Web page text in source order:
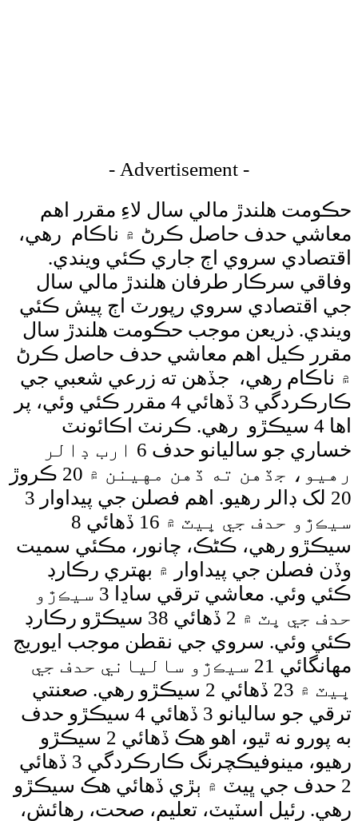
هلندڙ مالي سال لاءِ مقرر اهم
حدف حاصل ڪرڻ ۾ ناڪام رهي،
سروي اڄ جاري ڪئي ويندي.
سرڪار طرفان هلندڙ مالي سال
سروي رپورٽ اڄ پيش ڪئي
ذريعن موجب حڪومت هلندڙ سال
ڪيل اهم معاشي حدف حاصل ڪرڻ
رهي، جڏهن ته زرعي شعبي جي
ڪارڪردگي 3 ڏهائي 4 مقرر ڪئي وئي، پر
4 سيڪڙو رهي. ڪرنٽ اڪائونٽ
خساري جو ساليانو حدف 6 ارب ڊالر
رهيو، جڏهن ته ڏهن مهينن ۾ 20 ڪروڙ
20 لک ڊالر رهيو. اهم فصلن جي پيداوار 3
سيڪڙو حدف جي ڀيٽ ۾ 16 ڏهائي 8
رهي، ڪڻڪ، چانور، مڪئي سميت
جي پيداوار ۾ بهتري رڪارڊ
ڪئي وئي. معاشي ترقي ساڍا 3 سيڪڙو
حدف جي ڀٽ ۾ 2 ڏهائي 38 سيڪڙو رڪارڊ
سروي جي نقطن موجب ايوريج
مهانگائي 21 سيڪڙو سالياني حدف جي
ڀيٽ ۾ 23 ڏهائي 2 سيڪڙو رهي. صعنتي
ترقي جو ساليانو 3 ڏهائي 4 سيڪڙو حدف
به پورو نه ٿيو، اهو هڪ ڏهائي 2 سيڪڙو
رهيو، مينوفيڪچرنگ ڪارڪردگي 3 ڏهائي
جي ڀيٽ ۾ ٻڙي ڏهائي هڪ سيڪڙو
اسٽيٽ، تعليم، صحت، رهائش،